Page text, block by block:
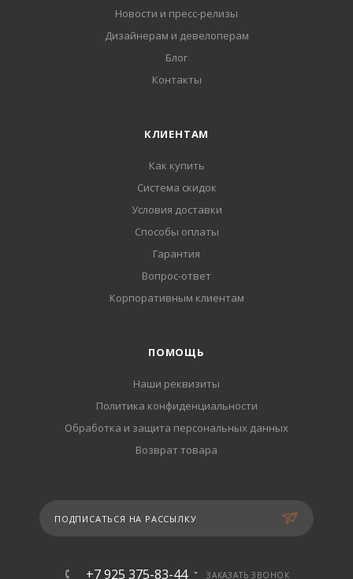
Новости и пресс-релизы
Дизайнерам и девелоперам
Блог
Контакты
КЛИЕНТАМ
Как купить
Система скидок
Условия доставки
Способы оплаты
Гарантия
Вопрос-ответ
Корпоративным клиентам
ПОМОЩЬ
Наши реквизиты
Политика конфиденциальности
Обработка и защита персональных данных
Возврат товара
ПОДПИСАТЬСЯ НА РАССЫЛКУ
+7 925 375-83-44 ЗАКАЗАТЬ ЗВОНОК